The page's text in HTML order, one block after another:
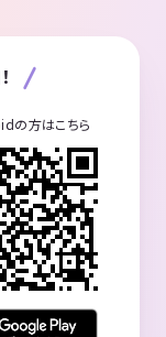
の方はこちら